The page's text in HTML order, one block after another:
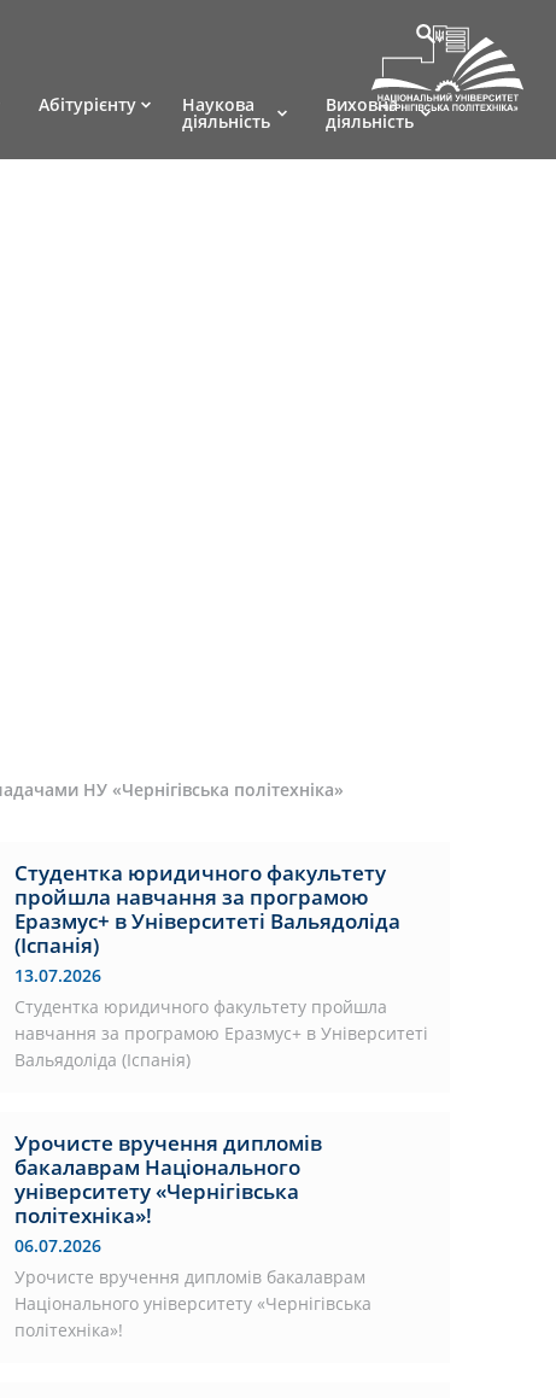
Абітурієнту Наукова
діяльність
Виховна
діяльність
НУ «Чернігівська політехніка»
Студентка юридичного факультету
пройшла навчання за програмою
Еразмус+ в Університеті Вальядоліда
(Іспанія)
13.07.2026
Студентка юридичного факультету пройшла
навчання за програмою Еразмус+ в Університеті
Вальядоліда (Іспанія)
Урочисте вручення дипломів
бакалаврам Національного
університету «Чернігівська
політехніка»!
06.07.2026
Урочисте вручення дипломів бакалаврам
Національного університету «Чернігівська
політехніка»!